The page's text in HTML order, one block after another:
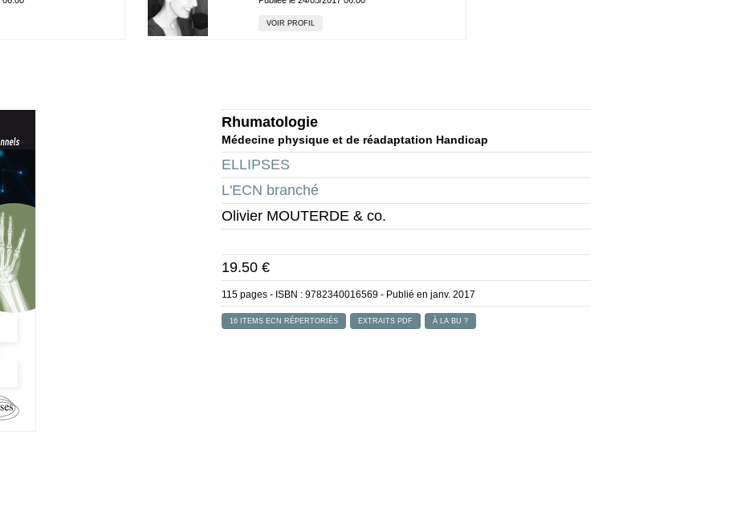
VOIR PROFIL
Rhumatologie
Médecine physique et de réadaptation Handicap
ELLIPSES
L'ECN branché
Olivier MOUTERDE & co.
19.50 €
115 pages - ISBN : 9782340016569 - Publié en janv. 2017
16 ITEMS ECN RÉPERTORIÉS EXTRAITS PDF À LA BU ?